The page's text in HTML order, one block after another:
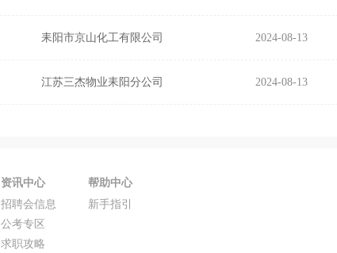
耒阳市京山化工有限公司 2024-08-13
江苏三杰物业耒阳分公司 2024-08-13
资讯中心
招聘会信息
公考专区
求职攻略
帮助中心
新手指引